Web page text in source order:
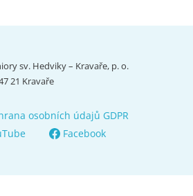
sv. Hedviky – Kravaře, p. o.
21 Kravaře
osobních údajů GDPR
Facebook